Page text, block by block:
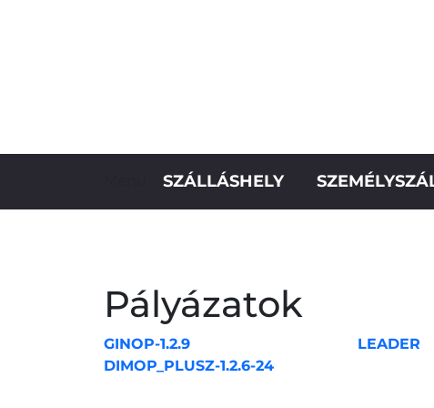
SZÁLLÁSHELY
Pályázatok
GINOP-1.2.9 LEADER
DIMOP_PLUSZ-1.2.6-24